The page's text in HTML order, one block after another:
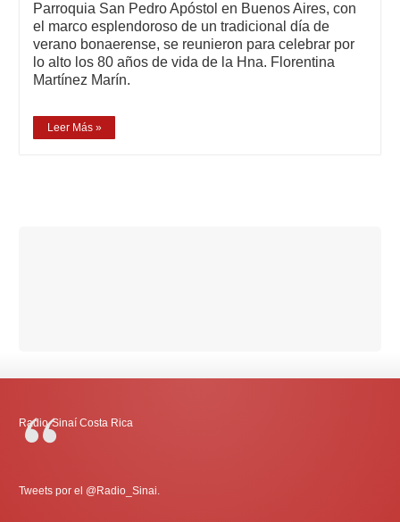
Parroquia San Pedro Apóstol en Buenos Aires, con
el marco esplendoroso de un tradicional día de
verano bonaerense, se reunieron para celebrar por
lo alto los 80 años de vida de la Hna. Florentina
Martínez Marín.
Leer Más »
Radio-Sinaí Costa Rica
Tweets por el @Radio_Sinai.